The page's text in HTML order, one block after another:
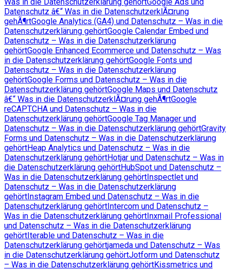
Datenschutz â€“ Was in die DatenschutzerklÃ¤rung
gehÃ¶rtGoogle Analytics (GA4) und Datenschutz – Was in die
Datenschutzerklärung gehörtGoogle Calendar Embed und
Datenschutz – Was in die Datenschutzerklärung
gehörtGoogle Enhanced Ecommerce und Datenschutz – Was
in die Datenschutzerklärung gehörtGoogle Fonts und
Datenschutz – Was in die Datenschutzerklärung
gehörtGoogle Forms und Datenschutz – Was in die
Datenschutzerklärung gehörtGoogle Maps und Datenschutz
â€“ Was in die DatenschutzerklÃ¤rung gehÃ¶rtGoogle
reCAPTCHA und Datenschutz – Was in die
Datenschutzerklärung gehörtGoogle Tag Manager und
Datenschutz – Was in die Datenschutzerklärung gehörtGravity
Forms und Datenschutz – Was in die Datenschutzerklärung
gehörtHeap Analytics und Datenschutz – Was in die
Datenschutzerklärung gehörtHotjar und Datenschutz – Was in
die Datenschutzerklärung gehörtHubSpot und Datenschutz –
Was in die Datenschutzerklärung gehörtInspectlet und
Datenschutz – Was in die Datenschutzerklärung
gehörtInstagram Embed und Datenschutz – Was in die
Datenschutzerklärung gehörtIntercom und Datenschutz –
Was in die Datenschutzerklärung gehörtInxmail Professional
und Datenschutz – Was in die Datenschutzerklärung
gehörtIterable und Datenschutz – Was in die
Datenschutzerklärung gehörtjameda und Datenschutz – Was
in die Datenschutzerklärung gehörtJotform und Datenschutz
– Was in die Datenschutzerklärung gehörtKissmetrics und